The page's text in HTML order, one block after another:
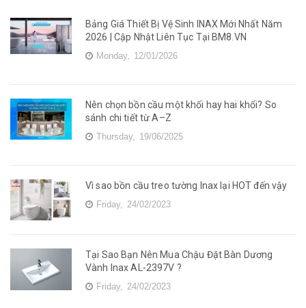
Bảng Giá Thiết Bị Vệ Sinh INAX Mới Nhất Năm
2026 | Cập Nhật Liên Tục Tại BM8.VN
Monday, 12/01/2026
Nên chọn bồn cầu một khối hay hai khối? So
sánh chi tiết từ A–Z
Thursday, 19/06/2025
Vì sao bồn cầu treo tường Inax lại HOT đến vậy
Friday, 24/02/2023
Tại Sao Bạn Nên Mua Chậu Đặt Bàn Dương
Vành Inax AL-2397V ?
Friday, 24/02/2023